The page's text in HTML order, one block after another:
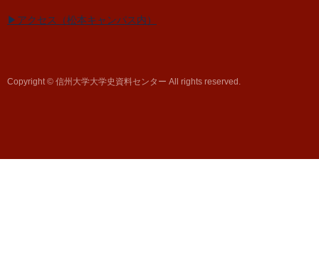
▶アクセス（松本キャンパス内）
Copyright © 信州大学大学史資料センター All rights reserved.